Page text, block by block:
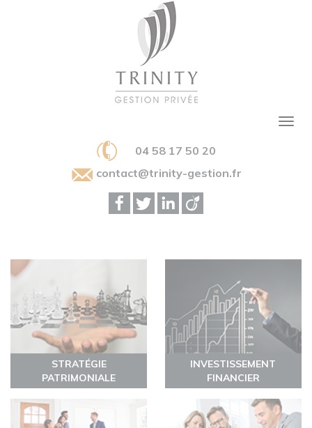
04 58 17 50 20
contact@trinity-gestion.fr
STRATÉGIE
PATRIMONIALE
INVESTISSEMENT
FINANCIER